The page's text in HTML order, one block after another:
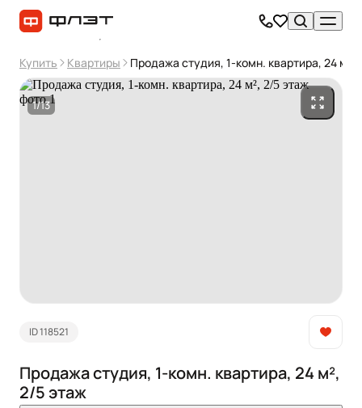
Купить Квартиры Продажа студия, 1-комн. квартира, 24 м²,
1/13
ID 118521
Продажа студия, 1-комн. квартира, 24 м²,
2/5 этаж